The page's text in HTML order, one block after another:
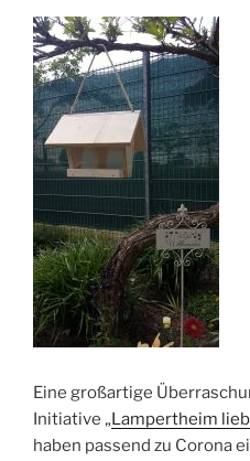
Eine großartige
Initiative „Lampertheim
haben passend zu Corona